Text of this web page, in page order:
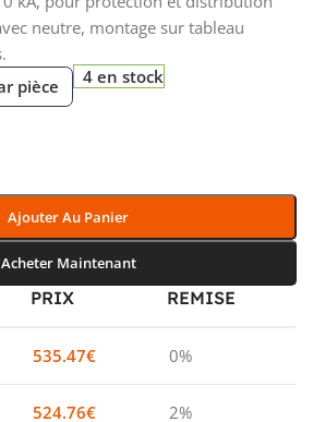
neutre, montage sur tableau
pièce
4 en stock
Ajouter Au Panier
Acheter Maintenant
PRIX REMISE
535.47€ 0%
524.76€ 2%